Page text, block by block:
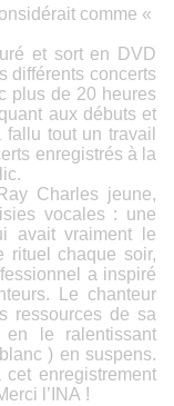
comme «
et sort en DVD
différents concerts
plus de 20 heures
aux débuts et
tout un travail
enregistrés à la
Charles jeune,
vocales : une
avait vraiment le
rituel chaque soir,
a inspiré
Le chanteur
ressources de sa
en le ralentissant
) en suspens.
enregistrement
l’INA !